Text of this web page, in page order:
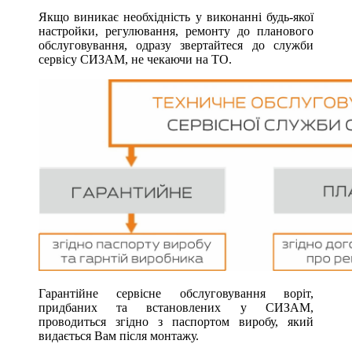
Якщо виникає необхідність у виконанні будь-якої
настройки, регулювання, ремонту до планового
обслуговування, одразу звертайтеся до служби
сервісу СИЗАМ, не чекаючи на ТО.
Гарантійне сервісне обслуговування воріт,
придбаних та встановлених у СИЗАМ,
проводиться згідно з паспортом виробу, який
видається Вам після монтажу.